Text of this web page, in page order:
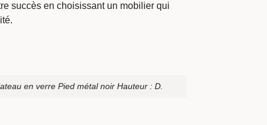
succès en choisissant un mobilier qui
en verre Pied métal noir Hauteur : D.